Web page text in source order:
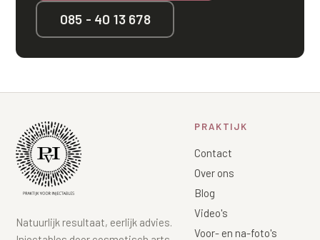
085 - 40 13 678
Natuurlijk resultaat, eerlijk advies.
PRAKTIJK
Contact
Over ons
Blog
Video's
Voor- en na-foto's